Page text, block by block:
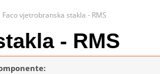
Faco vjetrobranska stakla - RMS
- RMS